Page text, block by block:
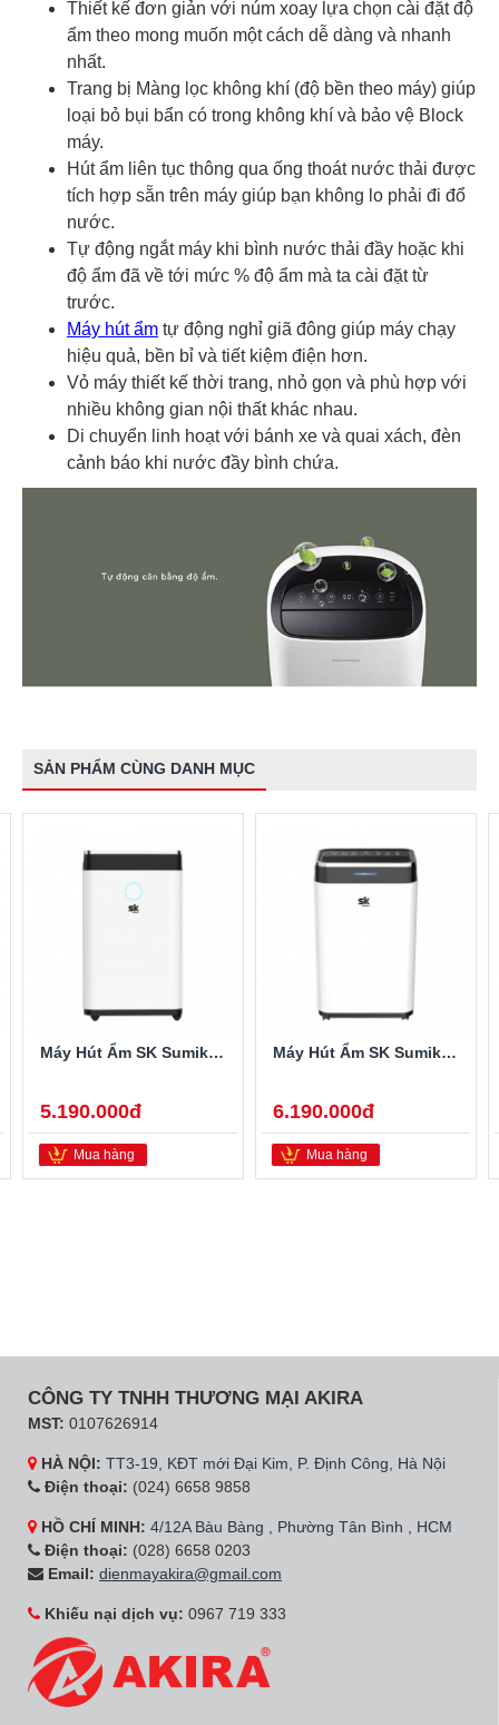
Thiết kế đơn giản với núm xoay lựa chọn cài đặt độ
ẩm theo mong muốn một cách dễ dàng và nhanh
nhất.
Trang bị Màng lọc không khí (độ bền theo máy) giúp
loại bỏ bụi bẩn có trong không khí và bảo vệ Block
máy.
Hút ẩm liên tục thông qua ống thoát nước thải được
tích hợp sẵn trên máy giúp bạn không lo phải đi đổ
nước.
Tự động ngắt máy khi bình nước thải đầy hoặc khi
độ ẩm đã về tới mức % độ ẩm mà ta cài đặt từ
trước.
Máy hút ẩm tự động nghỉ giã đông giúp máy chạy
hiệu quả, bền bỉ và tiết kiệm điện hơn.
Vỏ máy thiết kế thời trang, nhỏ gọn và phù hợp với
nhiều không gian nội thất khác nhau.
Di chuyển linh hoạt với bánh xe và quai xách, đèn
cảnh báo khi nước đầy bình chứa.
SẢN PHẨM CÙNG DANH MỤC
Máy Hút Ẩm SK Sumikura 20 Lít SK-220LA
5.190.000đ
Mua hàng
Máy Hút Ẩm SK Sumikura 25 Lít SK-260LA
6.190.000đ
Mua hàng
CÔNG TY TNHH THƯƠNG MẠI AKIRA
MST: 0107626914
HÀ NỘI: TT3-19, KĐT mới Đại Kim, P. Định Công, Hà Nội
Điện thoại: (024) 6658 9858
HỒ CHÍ MINH: 4/12A Bàu Bàng , Phường Tân Bình , HCM
Điện thoại: (028) 6658 0203
Email: dienmayakira@gmail.com
Khiếu nại dịch vụ: 0967 719 333